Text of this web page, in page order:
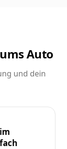
Auto
und dein